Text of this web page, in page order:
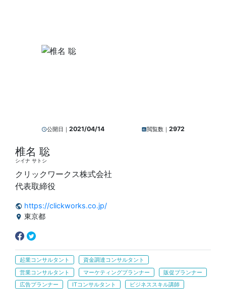
query_builder公開日｜2021/04/14 insert_chart閲覧数｜ 2972
椎名 聡
シイナ サトシ
クリックワークス株式会社
代表取締役
public https://clickworks.co.jp/
location_on 東京都
起業コンサルタント
資金調達コンサルタント
営業コンサルタント
マーケティングプランナー
販促プランナー
広告プランナー
ITコンサルタント
ビジネススキル講師